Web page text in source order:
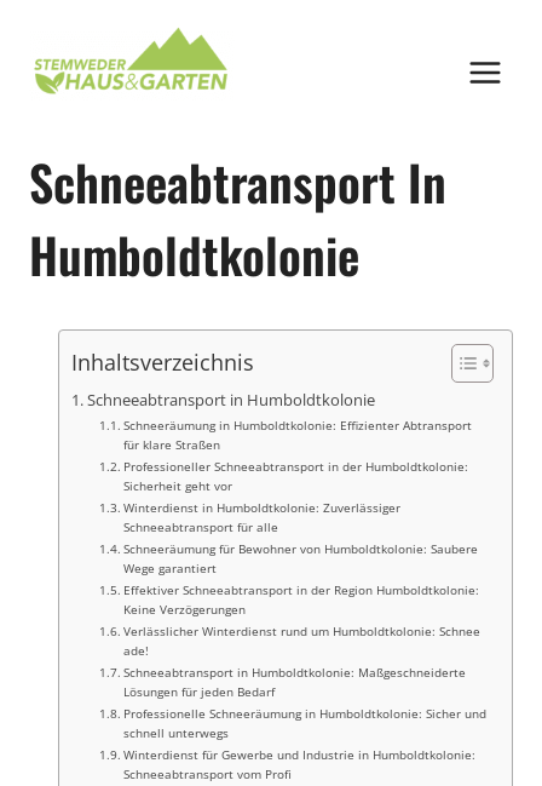
springen
Schneeabtransport In
Humboldtkolonie
Inhaltsverzeichnis
Schneeabtransport in Humboldtkolonie
Schneeräumung in Humboldtkolonie: Effizienter Abtransport
für klare Straßen
Professioneller Schneeabtransport in der Humboldtkolonie:
Sicherheit geht vor
Winterdienst in Humboldtkolonie: Zuverlässiger
Schneeabtransport für alle
Schneeräumung für Bewohner von Humboldtkolonie: Saubere
Wege garantiert
Effektiver Schneeabtransport in der Region Humboldtkolonie:
Keine Verzögerungen
Verlässlicher Winterdienst rund um Humboldtkolonie: Schnee
ade!
Schneeabtransport in Humboldtkolonie: Maßgeschneiderte
Lösungen für jeden Bedarf
Professionelle Schneeräumung in Humboldtkolonie: Sicher und
schnell unterwegs
Winterdienst für Gewerbe und Industrie in Humboldtkolonie:
Schneeabtransport vom Profi